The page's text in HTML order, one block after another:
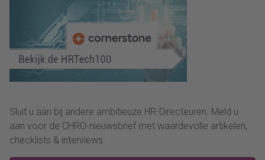
Sluit u aan bij andere ambitieuze HR-Directeuren. Meld u
aan voor de CHRO-nieuwsbrief met waardevolle artikelen,
checklists & interviews.